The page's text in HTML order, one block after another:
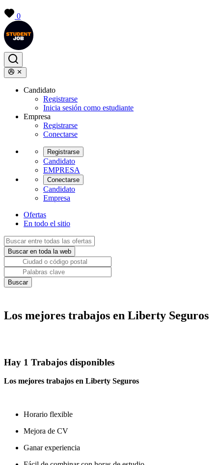
0
Candidato
Registrarse
Inicia sesión como estudiante
Empresa
Registrarse
Conectarse
Registrarse
Candidato
EMPRESA
Conectarse
Candidato
Empresa
Ofertas
En todo el sitio
Los mejores trabajos en Liberty Seguros
Hay 1 Trabajos disponibles
Los mejores trabajos en Liberty Seguros
Horario flexible
Mejora de CV
Ganar experiencia